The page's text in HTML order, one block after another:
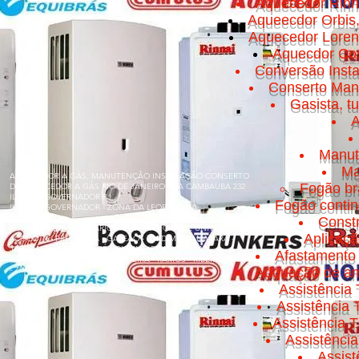
AQUECEDOR A GÁS, MANUTENÇÃO INSTALAÇÃO CONSERTO
DE AQUECEDOR A GÁS RIO DE JANEIRO RUA CAMBAUBA 232
ILHA DO GOVERNADOR RJ
ILHA DO GOVERNADOR - ZONA DA LEOPOLDINA
BONSUCESSO - BANCÁRIOS - CACUIA - CICADE UNIVERSITÁRIA
- COCOTÁ - FREGUESIA - GALEÃO - JARDIM GUANABARA -
JARDIM CARIOCA - MARÉ - OLARIA - PITANGUEIRAS -
PORTUGUESA - PRAIA DA BANDEIRA - RAMOS - RIBEIRA - TÁUA
- ZUMBI
Aquecedor
Aqueecdor Orbis,
Aquecedor
Aquecdor
Conversão
Conserto
Gasista,
Fogão
Fogão
Adquação de
Assistência
Assistência
Assistência